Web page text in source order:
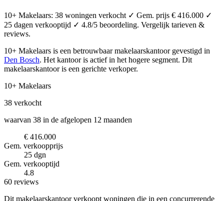
10+ Makelaars: 38 woningen verkocht ✓ Gem. prijs € 416.000 ✓
25 dagen verkooptijd ✓ 4.8/5 beoordeling. Vergelijk tarieven &
reviews.
10+ Makelaars is een betrouwbaar makelaarskantoor gevestigd in
Den Bosch. Het kantoor is actief in het hogere segment. Dit
makelaarskantoor is een gerichte verkoper.
10+ Makelaars
38 verkocht
waarvan 38 in de afgelopen 12 maanden
€ 416.000
Gem. verkoopprijs
25 dgn
Gem. verkooptijd
4.8
60 reviews
Dit makelaarskantoor verkoopt woningen die in een concurrerende